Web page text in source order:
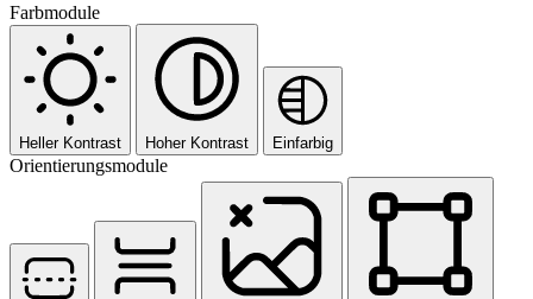
Farbmodule
Heller Kontrast Hoher Kontrast Einfarbig
Orientierungsmodule